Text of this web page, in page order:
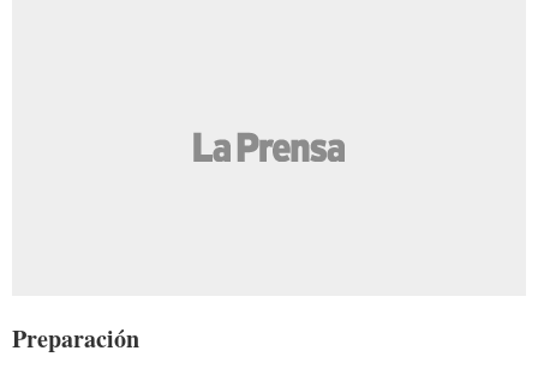
Preparación